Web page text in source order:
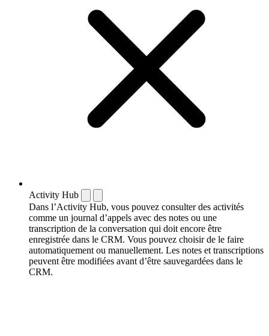
Activity Hub
Dans l’Activity Hub, vous pouvez consulter des activités
comme un journal d’appels avec des notes ou une
transcription de la conversation qui doit encore être
enregistrée dans le CRM. Vous pouvez choisir de le faire
automatiquement ou manuellement. Les notes et transcriptions
peuvent être modifiées avant d’être sauvegardées dans le
CRM.